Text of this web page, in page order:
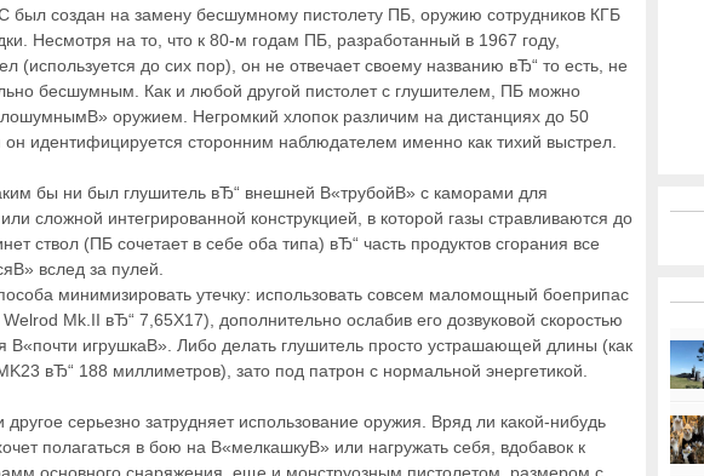
создан на замену бесшумному пистолету ПБ, оружию сотрудников КГБ
Несмотря на то, что к 80-м годам ПБ, разработанный в 1967 году,
(используется до сих пор), он не отвечает своему названию вЂ“ то есть, не
бесшумным. Как и любой другой пистолет с глушителем, ПБ можно
оружием. Негромкий хлопок различим на дистанциях до 50
идентифицируется сторонним наблюдателем именно как тихий выстрел.
бы ни был глушитель вЂ“ внешней В«трубойВ» с каморами для
сложной интегрированной конструкцией, в которой газы стравливаются до
ствол (ПБ сочетает в себе оба типа) вЂ“ часть продуктов сгорания все
вслед за пулей.
минимизировать утечку: использовать совсем маломощный боеприпас
Welrod Mk.II вЂ“ 7,65Х17), дополнительно ослабив его дозвуковой скоростью
В«почти игрушкаВ». Либо делать глушитель просто устрашающей длины (как
вЂ“ 188 миллиметров), зато под патрон с нормальной энергетикой.
серьезно затрудняет использование оружия. Вряд ли какой-нибудь
полагаться в бою на В«мелкашкуВ» или нагружать себя, вдобавок к